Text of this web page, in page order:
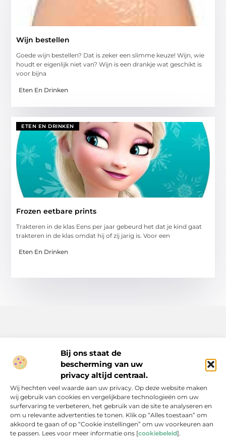
Bij ons staat de
bescherming van uw
privacy altijd centraal.
Wij hechten veel waarde aan uw privacy. Op deze website maken
wij gebruik van cookies en vergelijkbare technologieën om uw
surfervaring te verbeteren, het gebruik van de site te analyseren en
om u relevante advertenties te tonen. Klik op “Alles toestaan” om
akkoord te gaan of op “Cookie instellingen” om uw voorkeuren aan
te passen. Lees voor meer informatie ons [cookiebeleid].
Wijn bestellen
Goede wijn bestellen? Dat is zeker een slimme keuze! Wijn, wie
houdt er eigenlijk niet van? Wijn is een drankje wat geschikt is
voor bijna
Eten En Drinken
ETEN EN DRINKEN
Frozen eetbare prints
Trakteren in de klas Eens per jaar gebeurd het dat je kind gaat
trakteren in de klas omdat hij of zij jarig is. Voor een
Eten En Drinken
Inspiratie, tips en verhalen voor elk moment.
Ontdek een breed scala aan artikelen en blogs die je dagelijks
leven verrijken, van praktische adviezen tot boeiende verhalen.
Bericht categorie